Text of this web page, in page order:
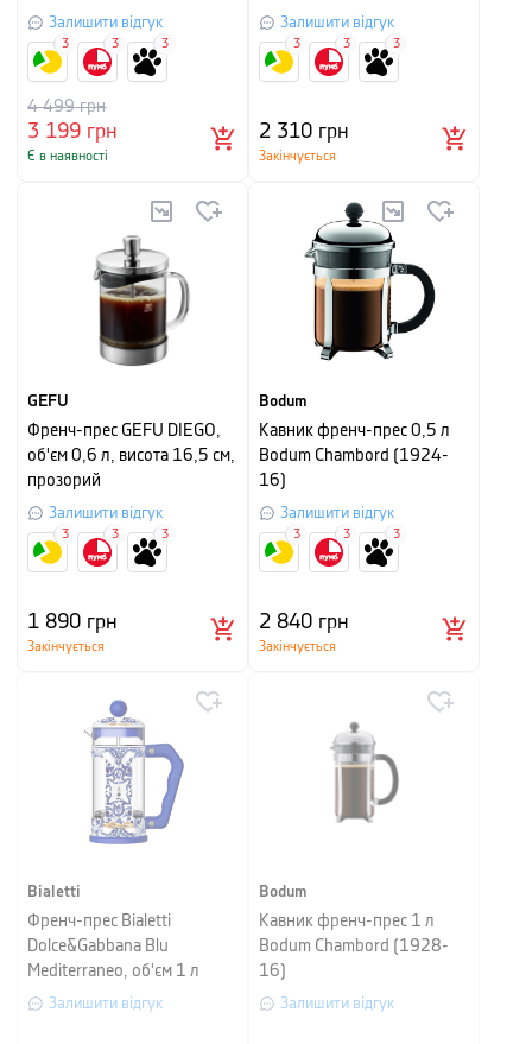
Залишити відгук
3 199 грн
4 499грн
Є в наявності
3 3 3
Залишити відгук
2 310 грн
Закінчується
3 3 3
GEFU
Френч-прес GEFU DIEGO,
об'єм 0,6 л, висота 16,5 см,
прозорий
Залишити відгук
1 890 грн
Закінчується
3 3 3
Bodum
Кавник френч-прес 0,5 л
Bodum Chambord (1924-
16)
Залишити відгук
2 840 грн
Закінчується
3 3 3
Bialetti
Френч-прес Bialetti
Dolce&Gabbana Blu
Mediterraneo, об'єм 1 л
Залишити відгук
Bodum
Кавник френч-прес 1 л
Bodum Chambord (1928-
16)
Залишити відгук